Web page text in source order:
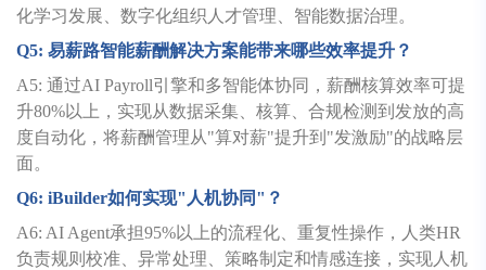
化学习发展、数字化组织人才管理、智能数据治理。
Q5: 易薪路智能薪酬解决方案能带来哪些效率提升？
A5: 通过AI Payroll引擎和多智能体协同，薪酬核算效率可提
升80%以上，实现从数据采集、核算、合规检测到发放的高
度自动化，将薪酬管理从"算对薪"提升到"发激励"的战略层
面。
Q6: iBuilder如何实现"人机协同"？
A6: AI Agent承担95%以上的流程化、重复性操作，人类HR
负责规则校准、异常处理、策略制定和情感连接，实现人机